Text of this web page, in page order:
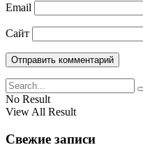
Email
Сайт
No Result
View All Result
Свежие записи